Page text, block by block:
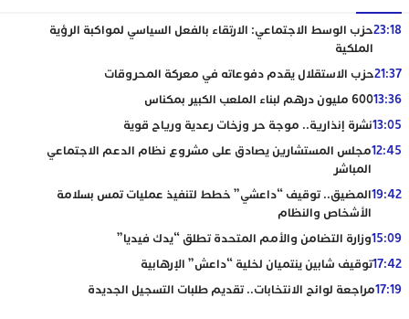
23:18حزب الوسط الاجتماعي: الارتقاء بالفعل السياسي لمواكبة الرؤية
الملكية
21:37حزب الاستقلال يقدم دفوعاته في معركة المحروقات
13:36600 مليون درهم لبناء الملعب الكبير بمكناس
13:05نشرة إنذارية.. موجة حر وزخات رعدية ورياح قوية
12:45مجلس المستشارين يصادق على مشروع نظام الدعم الاجتماعي
المباشر
19:42المضيق.. توقيف “داعشي” خطط لتنفيذ عمليات تمس بسلامة
الأشخاص والنظام
15:09وزارة التضامن والأمم المتحدة تطلق “يدك فيديا”
17:42توقيف شابين ينتميان لخلية “داعش” الإرهابية
17:19مراجعة لوائح الانتخابات.. تقديم طلبات التسجيل الجديدة